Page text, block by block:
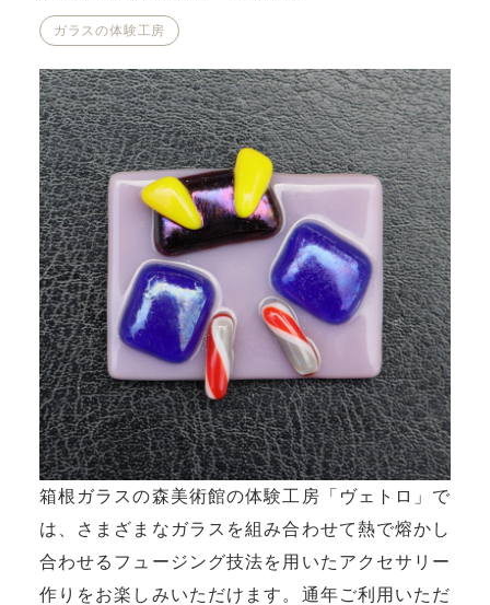
ガラスの体験工房
箱根ガラスの森美術館の体験工房「ヴェトロ」で
は、さまざまなガラスを組み合わせて熱で熔かし
合わせるフュージング技法を用いたアクセサリー
作りをお楽しみいただけます。通年ご利用いただ